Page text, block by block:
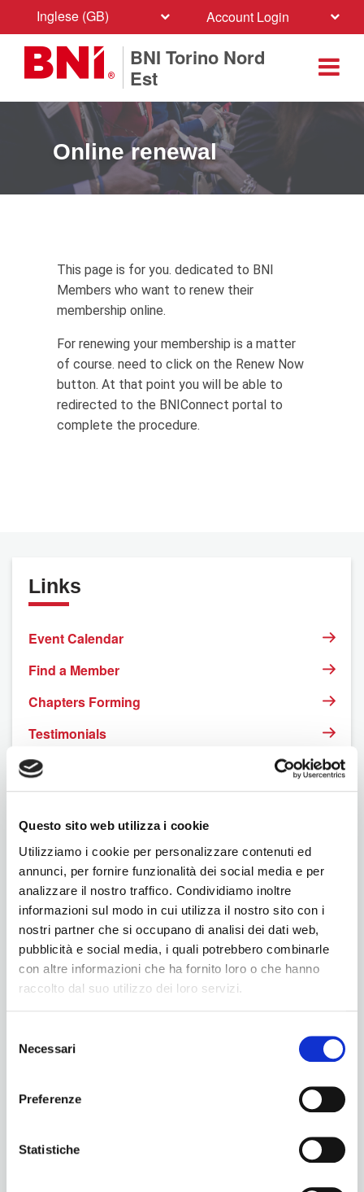
Questo sito web utilizza i cookie
Utilizziamo i cookie per personalizzare contenuti ed
annunci, per fornire funzionalità dei social media e per
analizzare il nostro traffico. Condividiamo inoltre
informazioni sul modo in cui utilizza il nostro sito con i
nostri partner che si occupano di analisi dei dati web,
pubblicità e social media, i quali potrebbero combinarle
con altre informazioni che ha fornito loro o che hanno
raccolto dal suo utilizzo dei loro servizi.
delNecessari
Preferenze
Statistiche
Inglese (GB) Account Login
BNI Torino Nord
Est
Online renewal
This page is for you. dedicated to BNI
Members who want to renew their
membership online.
For renewing your membership is a matter
of course. need to click on the Renew Now
button. At that point you will be able to
redirected to the BNIConnect portal to
complete the procedure.
Links
Event Calendar
Find a Member
Chapters Forming
Testimonials
Online renewal
Privacy
Terms of use